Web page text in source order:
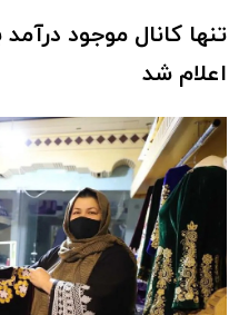
تنها کانال موجود
اعلام شد